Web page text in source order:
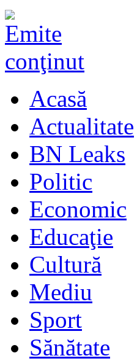
Acasă
Actualitate
BN Leaks
Politic
Economic
Educaţie
Cultură
Mediu
Sport
Sănătate